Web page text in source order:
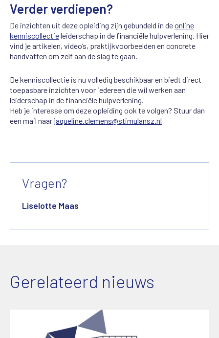
Verder verdiepen?
De inzichten uit deze opleiding zijn gebundeld in deonline
kenniscollectieleiderschap in de financiële hulpverlening. Hier
vind je artikelen, video’s, praktijkvoorbeelden en concrete
handvatten om zelf aan de slag te gaan.
De kenniscollectie is nu volledig beschikbaar en biedt direct
toepasbare inzichten voor iedereen die wil werken aan
leiderschap in de financiële hulpverlening.
Heb je interesse om deze opleiding ook te volgen? Stuur dan
een mail naar jaqueline.clemens@stimulansz.nl
Vragen?
Liselotte Maas
Gerelateerd nieuws